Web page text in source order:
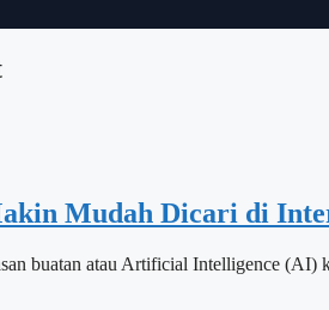
Mudah Dicari di
buatan atau Artificial Intelligence